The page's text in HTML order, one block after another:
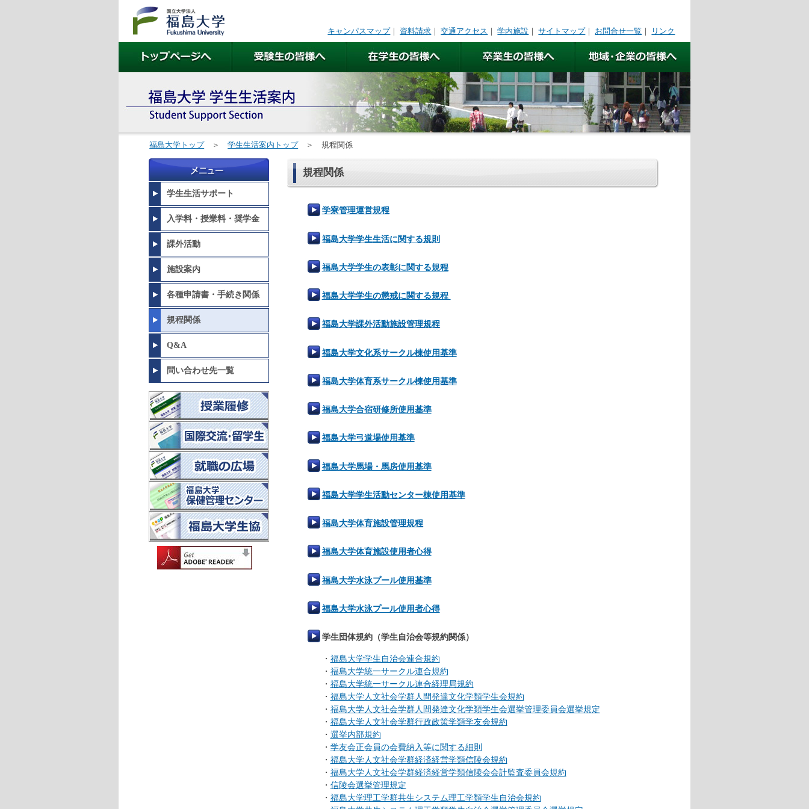
キャンパスマップ 資料請求 ｜交通アクセス ｜学内施設 ｜サイトマップ お問合せ一覧 リンク
福島大学トップ＞学生生活案内トップ＞ 規程関係
学生生活サポート
入学料・授業料・奨学金
課外活動
施設案内
各種申請書・手続き関係
規程関係
Q&A
問い合わせ先一覧
規程関係
学寮管理運営規程
福島大学学生生活に関する規則
福島大学学生の表彰に関する規程
福島大学学生の懲戒に関する規程
福島大学課外活動施設管理規程
福島大学文化系サークル棟使用基準
福島大学体育系サークル棟使用基準
福島大学合宿研修所使用基準
福島大学弓道場使用基準
福島大学馬場・馬房使用基準
福島大学学生活動センター棟使用基準
福島大学体育施設管理規程
福島大学体育施設使用者心得
福島大学水泳プール使用基準
福島大学水泳プール使用者心得
学生団体規約（学生自治会等規約関係）
・ 福島大学学生自治会連合規約
・ 福島大学統一サークル連合規約
・ 福島大学統一サークル連合経理局規約
・ 福島大学人文社会学群人間発達文化学類学生会規約
・ 福島大学人文社会学群人間発達文化学類学生会選挙管理委員会選挙規定
・ 福島大学人文社会学群行政政策学類学友会規約
・ 選挙内部規約
・ 学友会正会員の会費納入等に関する細則
・ 福島大学人文社会学群経済経営学類信陵会規約
・ 福島大学人文社会学群経済経営学類信陵会会計監査委員会規約
・ 信陵会選挙管理規定
・ 福島大学理工学群共生システム理工学類学生自治会規約